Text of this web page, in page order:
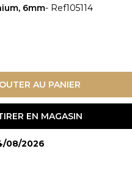
6mm- Ref105114
AU PANIER
EN MAGASIN
08/2026